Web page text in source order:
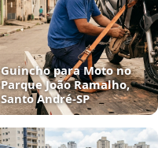
Guincho para Moto no
Parque João Ramalho,
Santo André‑SP